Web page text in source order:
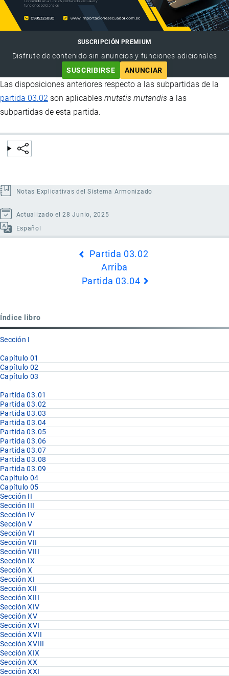
SUSCRIPCIÓN PREMIUM
Disfrute de contenido sin anuncios y funciones adicionales
SUSCRIBIRSE
ANUNCIAR
Las disposiciones anteriores respecto a las subpartidas de la
partida 03.02 son aplicables mutatis mutandis a las
subpartidas de esta partida.
Notas Explicativas del Sistema Armonizado
Actualizado el 28 Junio, 2025
Español
03.03
Partida 03.02
Arriba
Partida 03.04
Índice libro
Sección I
Capítulo 01
Capítulo 02
Capítulo 03
Partida 03.01
Partida 03.02
Partida 03.03
Partida 03.04
Partida 03.05
Partida 03.06
Partida 03.07
Partida 03.08
Partida 03.09
Capítulo 04
Capítulo 05
Sección II
Sección III
Sección IV
Sección V
Sección VI
Sección VII
Sección VIII
Sección IX
Sección X
Sección XI
Sección XII
Sección XIII
Sección XIV
Sección XV
Sección XVI
Sección XVII
Sección XVIII
Sección XIX
Sección XX
Sección XXI